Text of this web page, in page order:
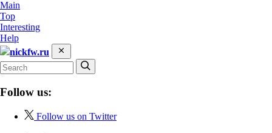
Main
Top
Interesting
Help
nickfw.ru
Follow us:
Follow us on Twitter